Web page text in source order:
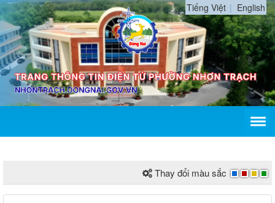
Tiếng Việt English
Thay đổi màu sắc